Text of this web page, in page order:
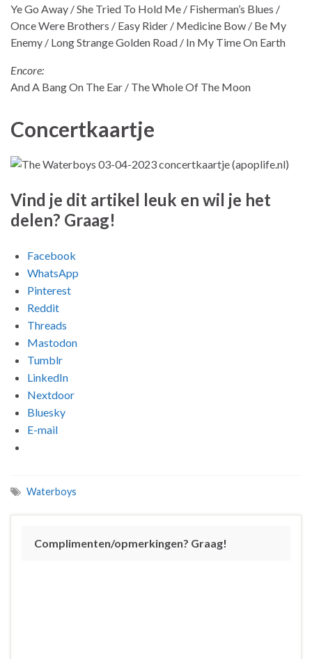
Ye Go Away / She Tried To Hold Me / Fisherman’s Blues /
Once Were Brothers / Easy Rider / Medicine Bow / Be My
Enemy / Long Strange Golden Road / In My Time On Earth
Encore:
And A Bang On The Ear / The Whole Of The Moon
Concertkaartje
Vind je dit artikel leuk en wil je het
delen? Graag!
Facebook
WhatsApp
Pinterest
Reddit
Threads
Mastodon
Tumblr
LinkedIn
Nextdoor
Bluesky
E-mail
Waterboys
Complimenten/opmerkingen? Graag!